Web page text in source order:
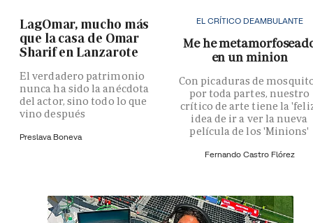
LagOmar, mucho más
que la casa de Omar
Sharif en Lanzarote
El verdadero patrimonio
nunca ha sido la anécdota
del actor, sino todo lo que
vino después
Preslava Boneva
EL CRÍTICO DEAMBULANTE
Me he
en un minion
Con picaduras de
por toda partes, nuestro
crítico de arte tiene la
idea de ir a ver la nueva
película de los 'Minions'
Fernando Castro Flórez